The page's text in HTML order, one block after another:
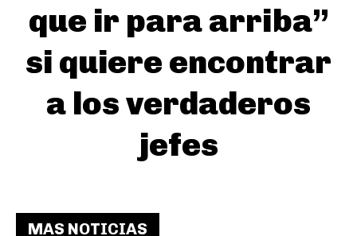
que ir para arriba”
si quiere encontrar
a los verdaderos
jefes
MAS NOTICIAS